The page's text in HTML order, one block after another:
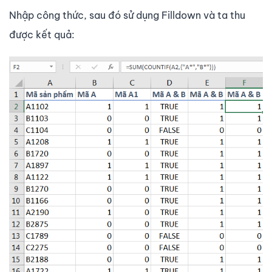
Nhập công thức, sau đó sử dụng Filldown và ta thu
được kết quả: